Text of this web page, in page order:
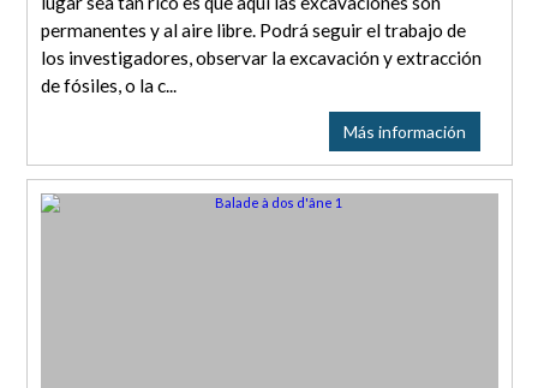
permanentes y al aire libre. Podrá seguir el trabajo de
los investigadores, observar la excavación y extracción
de fósiles, o la c...
Más información